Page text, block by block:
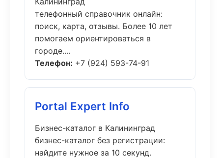
телефонный справочник онлайн:
поиск, карта, отзывы. Более 10 лет
помогаем ориентироваться в
городе....
Телефон: +7 (924) 593-74-91
Portal Expert Info
Бизнес-каталог в Калининград
бизнес-каталог без регистрации:
найдите нужное за 10 секунд.